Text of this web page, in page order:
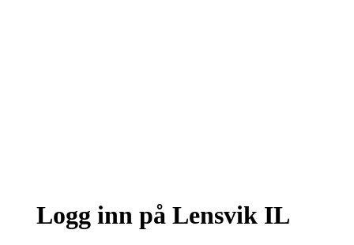
Logg inn på Lensvik IL